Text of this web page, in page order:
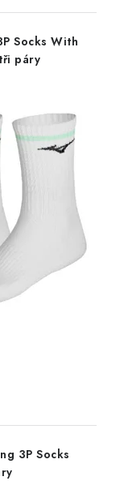
Socks With
páry
3P Socks